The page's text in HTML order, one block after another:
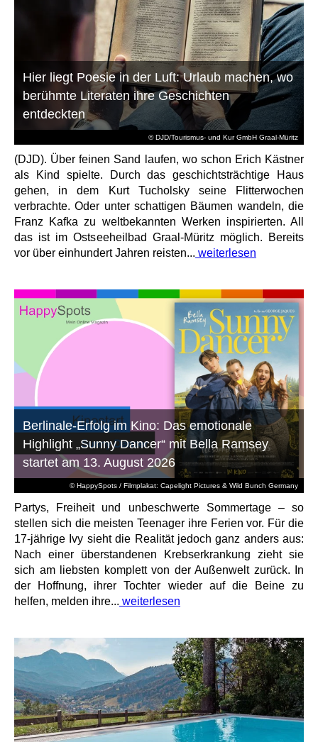
© DJD/Tourismus- und Kur GmbH Graal-Müritz
Hier liegt Poesie in der Luft: Urlaub machen, wo
berühmte Literaten ihre Geschichten
entdeckten
(DJD). Über feinen Sand laufen, wo schon Erich Kästner
als Kind spielte. Durch das geschichtsträchtige Haus
gehen, in dem Kurt Tucholsky seine Flitterwochen
verbrachte. Oder unter schattigen Bäumen wandeln, die
Franz Kafka zu weltbekannten Werken inspirierten. All
das ist im Ostseeheilbad Graal-Müritz möglich. Bereits
vor über einhundert Jahren reisten... weiterlesen
© HappySpots / Filmplakat: Capelight Pictures & Wild Bunch Germany
Berlinale-Erfolg im Kino: Das emotionale
Highlight „Sunny Dancer“ mit Bella Ramsey
startet am 13. August 2026
Partys, Freiheit und unbeschwerte Sommertage – so
stellen sich die meisten Teenager ihre Ferien vor. Für die
17-jährige Ivy sieht die Realität jedoch ganz anders aus:
Nach einer überstandenen Krebserkrankung zieht sie
sich am liebsten komplett von der Außenwelt zurück. In
der Hoffnung, ihrer Tochter wieder auf die Beine zu
helfen, melden ihre... weiterlesen